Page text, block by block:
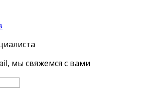
мы свяжемся с вами